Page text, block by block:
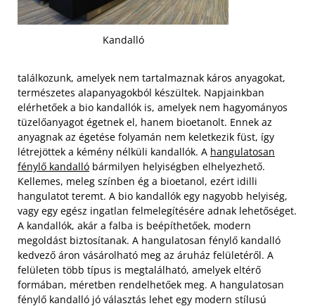
Kandalló
találkozunk, amelyek nem tartalmaznak káros anyagokat,
természetes alapanyagokból készültek. Napjainkban
elérhetőek a bio kandallók is, amelyek nem hagyományos
tüzelőanyagot égetnek el, hanem bioetanolt. Ennek az
anyagnak az égetése folyamán nem keletkezik füst, így
létrejöttek a kémény nélküli kandallók. A hangulatosan
fénylő kandalló bármilyen helyiségben elhelyezhető.
Kellemes, meleg színben ég a bioetanol, ezért idilli
hangulatot teremt. A bio kandallók egy nagyobb helyiség,
vagy egy egész ingatlan felmelegítésére adnak lehetőséget.
A kandallók, akár a falba is beépíthetőek, modern
megoldást biztosítanak. A hangulatosan fénylő kandalló
kedvező áron vásárolható meg az áruház felületéről. A
felületen több típus is megtalálható, amelyek eltérő
formában, méretben rendelhetőek meg. A hangulatosan
fénylő kandalló jó választás lehet egy modern stílusú